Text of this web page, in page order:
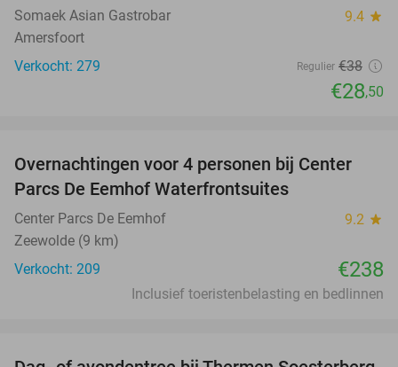
Somaek Asian Gastrobar 9.4 star
Amersfoort
Verkocht: 279
Regulier €38
€28,50
Overnachtingen voor 4 personen bij Center
Parcs De Eemhof Waterfrontsuites
Center Parcs De Eemhof 9.2 star
Zeewolde (9 km)
Verkocht: 209
€238
Inclusief toeristenbelasting en bedlinnen